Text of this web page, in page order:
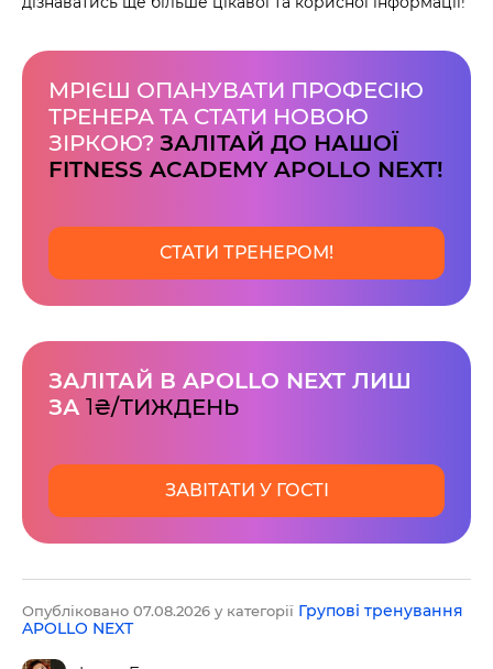
МРІЄШ ОПАНУВАТИ ПРОФЕСІЮ
ТРЕНЕРА ТА СТАТИ НОВОЮ
ЗІРКОЮ? ЗАЛІТАЙ ДО НАШОЇ
FITNESS ACADEMY APOLLO NEXT!
СТАТИ ТРЕНЕРОМ!
ЗАЛІТАЙ В APOLLO NEXT ЛИШ
ЗА 1₴/ТИЖДЕНЬ
ЗАВІТАТИ У ГОСТІ
Опубліковано 07.08.2026 у категорії Групові тренування
APOLLO NEXT